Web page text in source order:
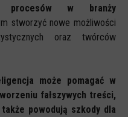
procesów w branży
stworzyć nowe możliwości
oraz twórców
może pomagać w
fałszywych treści,
powodują szkody dla